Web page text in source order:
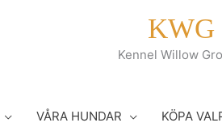
KWG
Kennel Willow
VÅRA HUNDAR KÖPA